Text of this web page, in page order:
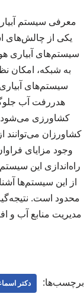
معرفی سیستم
یکی از چالش‌های
به شبکه، امکان
سیستم‌های
هدررفت آب
کشاورزی می‌شود.
کشاورزان می‌توانند
وجود مزایای
راه‌اندازی این
از این سیستم‌ها
محدود است.
مدیریت منابع آب و
برچسب‌ها: دکتر